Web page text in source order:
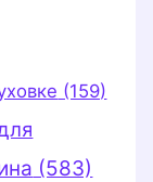
(159)
(583)